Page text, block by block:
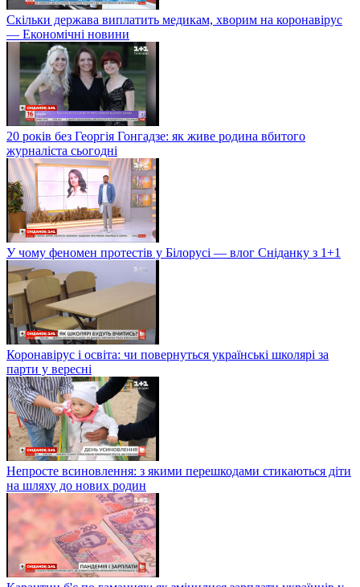
Скільки держава виплатить медикам, хворим на коронавірус
— Економічні новини
20 років без Георгія Гонгадзе: як живе родина вбитого
журналіста сьогодні
У чому феномен протестів у Білорусі — влог Сніданку з 1+1
Коронавірус і освіта: чи повернуться українські школярі за
парти у вересні
Непросте всиновлення: з якими перешкодами стикаються діти
на шляху до нових родин